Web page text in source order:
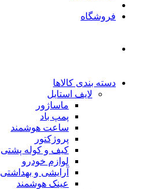
فروشگاه
دسته بندی کالاها
لایف استایل
ماساژور
پمپ باد
ساعت هوشمند
پروژکتور
کیف و کوله پشتی
لوازم خودرو
آرایشی و بهداشتی
عینک هوشمند